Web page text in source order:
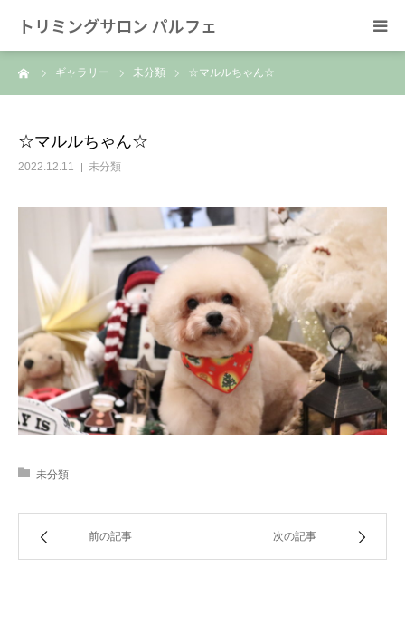
トリミングサロン パルフェ
ギャラリー 未分類 ☆マルルちゃん☆
☆マルルちゃん☆
2022.12.11 未分類
未分類
前の記事 次の記事
HOME
スタッフ
SNS/リンク